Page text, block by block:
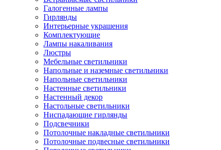
Галогенные лампы
Гирлянды
Интерьерные украшения
Комплектующие
Лампы накаливания
Люстры
Мебельные светильники
Напольные и наземные светильники
Напольные светильники
Настенные светильники
Настенный декор
Настольные светильники
Ниспадающие гирлянды
Подсвечники
Потолочные накладные светильники
Потолочные подвесные светильники